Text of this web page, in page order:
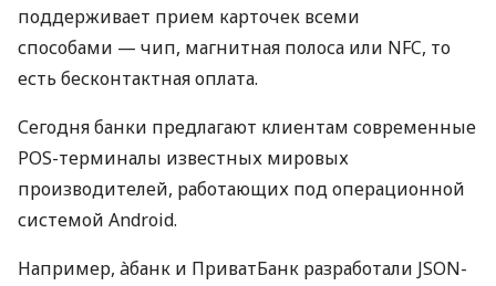
поддерживает прием карточек всеми
способами — чип, магнитная полоса или NFC, то
есть бесконтактная оплата.
Сегодня банки предлагают клиентам современные
POS-терминалы известных мировых
производителей, работающих под операционной
системой Android.
Например, àбанк и ПриватБанк разработали JSON-